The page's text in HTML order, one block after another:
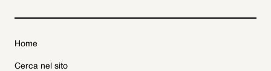
Home
Cerca nel sito